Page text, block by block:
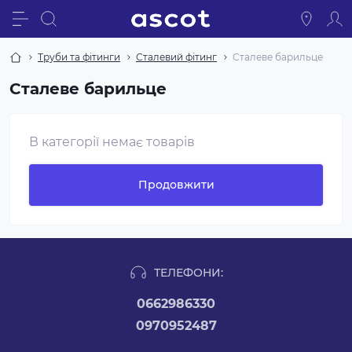
Труби та фітинги Сталевий фітинг Сталеве барильце
Сталеве барильце
В категорії немає товарів
Продовжити
ТЕЛЕФОНИ:
0662986330
0970952487